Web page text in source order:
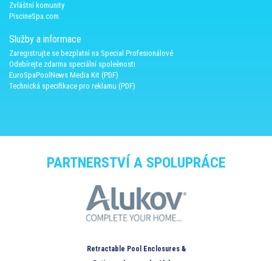
Zvláštní komunity
PiscineSpa.com
Služby a informace
Zaregistrujte se bezplatnì na Special Profesionálové
Odebírejte zdarma speciální spoleènosti
EuroSpaPoolNews Media Kit (PDF)
Technická specifikace pro reklamu (PDF)
PARTNERSTVÍ A SPOLUPRÁCE
Retractable Pool Enclosures &